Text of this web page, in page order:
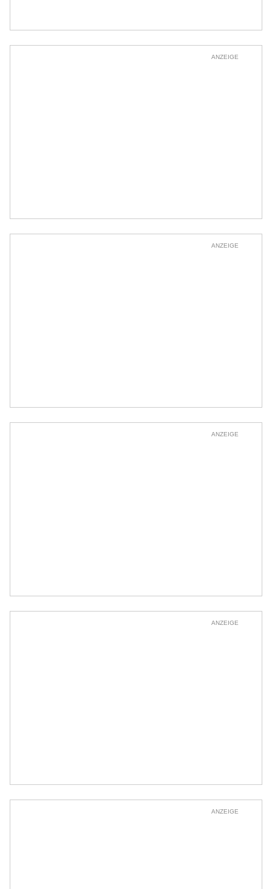
ANZEIGE
ANZEIGE
ANZEIGE
ANZEIGE
ANZEIGE